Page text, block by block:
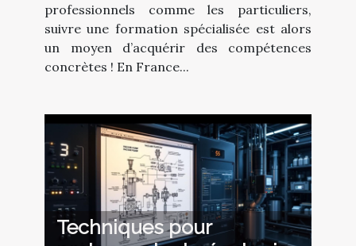
professionnels comme les particuliers,
suivre une formation spécialisée est alors
un moyen d’acquérir des compétences
concrètes ! En France...
Techniques pour